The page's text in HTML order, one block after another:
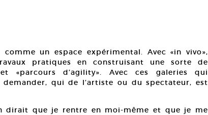
comme un espace expérimental. Avec «in vivo»,
pratiques en construisant une sorte de
«parcours d’agility». Avec ces galeries qui
qui de l’artiste ou du spectateur, est
dirait que je rentre en moi-même et que je me